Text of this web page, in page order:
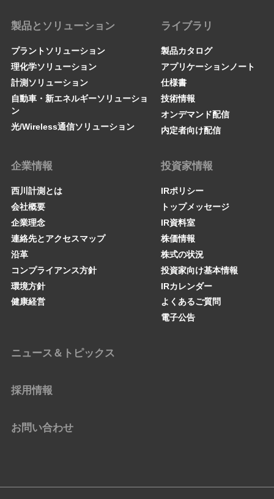
製品とソリューション
プラントソリューション
理化学ソリューション
計測ソリューション
自動車・新エネルギーソリューショ
ン
光/Wireless通信ソリューション
ライブラリ
製品カタログ
アプリケーションノート
仕様書
技術情報
オンデマンド配信
内定者向け配信
企業情報
西川計測とは
会社概要
企業理念
連絡先とアクセスマップ
沿革
コンプライアンス方針
環境方針
健康経営
投資家情報
IRポリシー
トップメッセージ
IR資料室
株価情報
株式の状況
投資家向け基本情報
IRカレンダー
よくあるご質問
電子公告
ニュース＆トピックス
採用情報
お問い合わせ